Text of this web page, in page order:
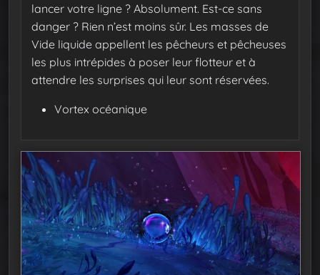
lancer votre ligne ? Absolument. Est-ce sans
danger ? Rien n’est moins sûr. Les masses de
Vide liquide appellent les pêcheurs et pêcheuses
les plus intrépides à poser leur flotteur et à
attendre les surprises qui leur sont réservées.
Vortex océanique